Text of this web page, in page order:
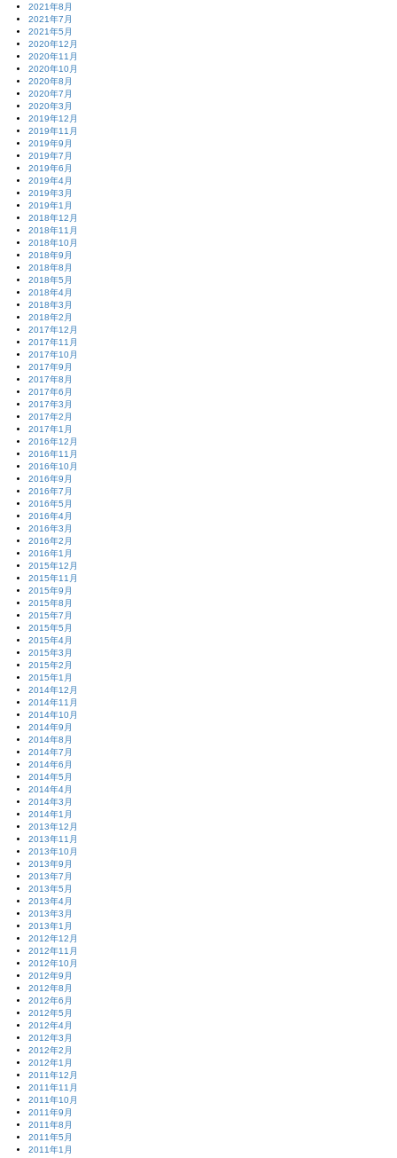
2021年8月
2021年7月
2021年5月
2020年12月
2020年11月
2020年10月
2020年8月
2020年7月
2020年3月
2019年12月
2019年11月
2019年9月
2019年7月
2019年6月
2019年4月
2019年3月
2019年1月
2018年12月
2018年11月
2018年10月
2018年9月
2018年8月
2018年5月
2018年4月
2018年3月
2018年2月
2017年12月
2017年11月
2017年10月
2017年9月
2017年8月
2017年6月
2017年3月
2017年2月
2017年1月
2016年12月
2016年11月
2016年10月
2016年9月
2016年7月
2016年5月
2016年4月
2016年3月
2016年2月
2016年1月
2015年12月
2015年11月
2015年9月
2015年8月
2015年7月
2015年5月
2015年4月
2015年3月
2015年2月
2015年1月
2014年12月
2014年11月
2014年10月
2014年9月
2014年8月
2014年7月
2014年6月
2014年5月
2014年4月
2014年3月
2014年1月
2013年12月
2013年11月
2013年10月
2013年9月
2013年7月
2013年5月
2013年4月
2013年3月
2013年1月
2012年12月
2012年11月
2012年10月
2012年9月
2012年8月
2012年6月
2012年5月
2012年4月
2012年3月
2012年2月
2012年1月
2011年12月
2011年11月
2011年10月
2011年9月
2011年8月
2011年5月
2011年1月